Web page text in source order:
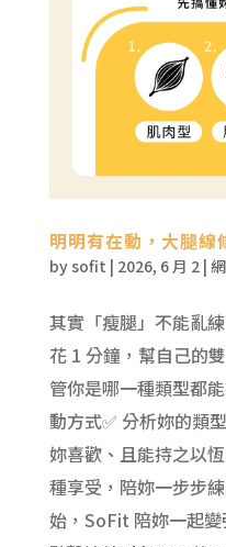
明明有在動，大腿
bysofit | 2026, 6 月 2|
其實「瘦腿」不能亂
花 1 分鐘，幫自己的
管你是哪一種類型都
動方式✅ 分析妳的類
妳喜歡、且能持之以
種享受，陪妳一步步
始，SoFit 陪妳一起變